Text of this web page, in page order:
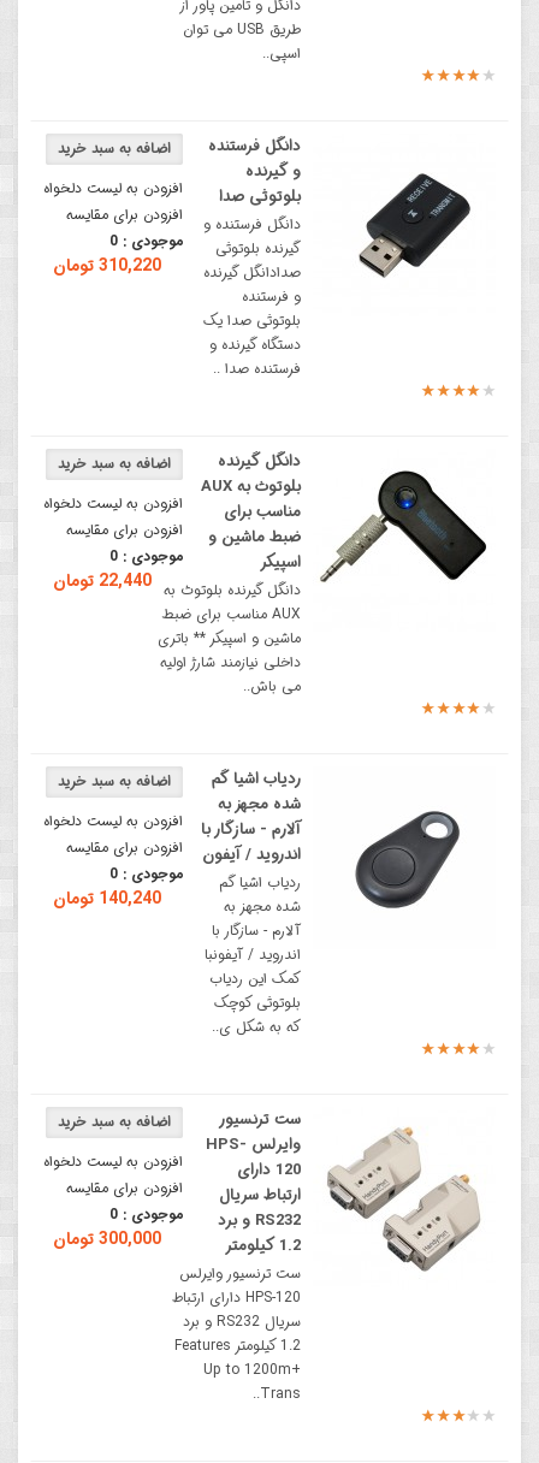
دانگل و تامین پاور از
طریق USB می توان
اسپی..
افزودن به لیست دلخواه
افزودن برای مقایسه
موجودی : 0
310,220 تومان
دانگل فرستنده
و گیرنده
بلوتوثی صدا
دانگل فرستنده و
گیرنده بلوتوثی
صدادانگل گیرنده
و فرستنده
بلوتوثی صدا یک
دستگاه گیرنده و
فرستنده صدا ..
افزودن به لیست دلخواه
افزودن برای مقایسه
موجودی : 0
22,440 تومان
دانگل گیرنده
بلوتوث به AUX
مناسب برای
ضبط ماشین و
اسپیکر
دانگل گیرنده بلوتوث به
AUX مناسب برای ضبط
ماشین و اسپیکر ** باتری
داخلی نیازمند شارژ اولیه
می باش..
افزودن به لیست دلخواه
افزودن برای مقایسه
موجودی : 0
140,240 تومان
ردیاب اشیا گم
شده مجهز به
آلارم - سازگار با
اندروید / آیفون
ردیاب اشیا گم
شده مجهز به
آلارم - سازگار با
اندروید / آیفونبا
کمک این ردیاب
بلوتوثی کوچک
که به شکل ی..
افزودن به لیست دلخواه
افزودن برای مقایسه
موجودی : 0
300,000 تومان
ست ترنسیور
وایرلس HPS-
120 دارای
ارتباط سریال
RS232 و برد
1.2 کیلومتر
ست ترنسیور وایرلس
HPS-120 دارای ارتباط
سریال RS232 و برد
1.2 کیلومتر Features
Up to 1200m+
Trans..